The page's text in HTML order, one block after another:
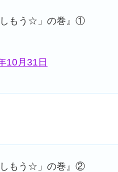
しもう☆」の巻』①
10月31日
しもう☆」の巻』②